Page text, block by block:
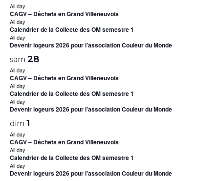
All day
CAGV – Déchets en Grand Villeneuvois
All day
Calendrier de la Collecte des OM semestre 1
All day
Devenir logeurs 2026 pour l’association Couleur du Monde
sam 28
All day
CAGV – Déchets en Grand Villeneuvois
All day
Calendrier de la Collecte des OM semestre 1
All day
Devenir logeurs 2026 pour l’association Couleur du Monde
dim 1
All day
CAGV – Déchets en Grand Villeneuvois
All day
Calendrier de la Collecte des OM semestre 1
All day
Devenir logeurs 2026 pour l’association Couleur du Monde